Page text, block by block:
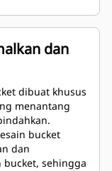
karena
aus (misalnya,
digantidan
dibuat khusus
menantang
bucket
dan
sehingga